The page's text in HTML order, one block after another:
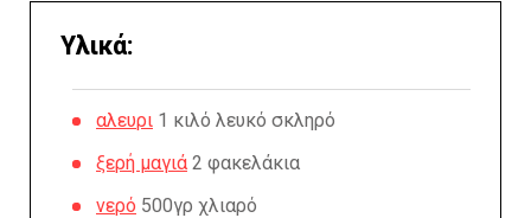
Υλικά:
αλευρι 1 κιλό λευκό σκληρό
ξερή μαγιά 2 φακελάκια
νερό 500γρ χλιαρό